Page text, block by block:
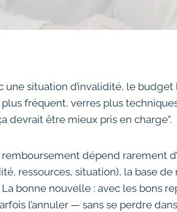
une situation d’invalidité, le
fréquent, verres plus
devrait être mieux pris en charge”.
dépend rarement
ressources, situation), la base
bonne nouvelle : avec les bons
l’annuler — sans se perdre